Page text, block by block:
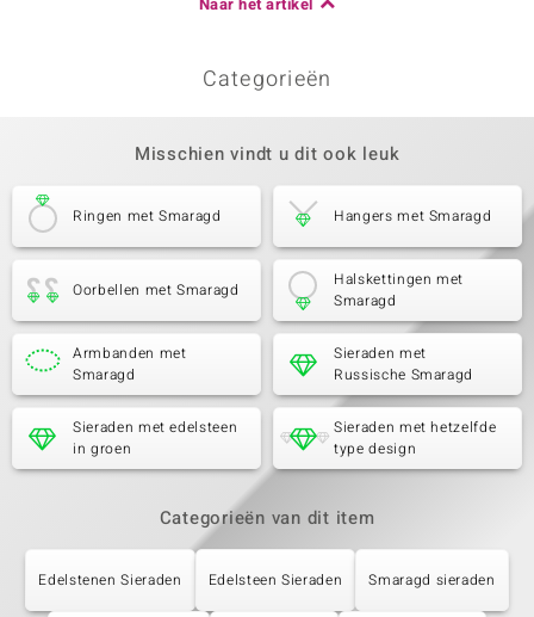
Categorieën
Misschien vindt u dit ook leuk
Ringen met Smaragd Hangers met Smaragd
Oorbellen met Smaragd
Halskettingen met
Smaragd
Armbanden met
Smaragd
Sieraden met
Russische Smaragd
Sieraden met edelsteen
in groen
Sieraden met hetzelfde
type design
Categorieën van dit item
Edelstenen Sieraden Edelsteen Sieraden Smaragd sieraden